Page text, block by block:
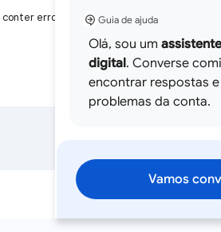
erros. Guia de ajuda
Olá, sou um
digital. Converse
encontrar respostas
problemas da conta.
Vamos